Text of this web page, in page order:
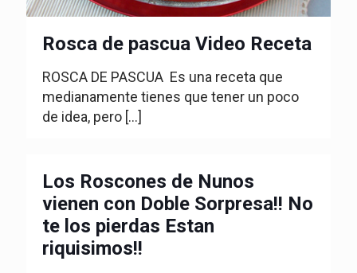
Rosca de pascua Video Receta
ROSCA DE PASCUA Es una receta que
medianamente tienes que tener un poco
de idea, pero […]
Los Roscones de Nunos
vienen con Doble Sorpresa!! No
te los pierdas Estan
riquisimos!!